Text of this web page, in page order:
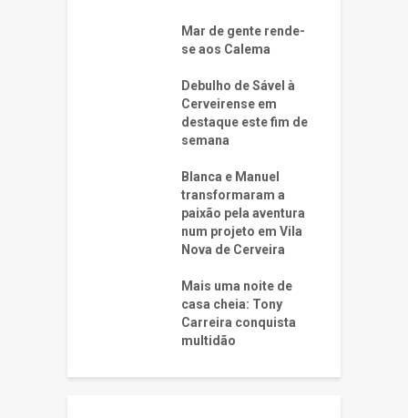
Mar de gente rende-
se aos Calema
Debulho de Sável à
Cerveirense em
destaque este fim de
semana
Blanca e Manuel
transformaram a
paixão pela aventura
num projeto em Vila
Nova de Cerveira
Mais uma noite de
casa cheia: Tony
Carreira conquista
multidão